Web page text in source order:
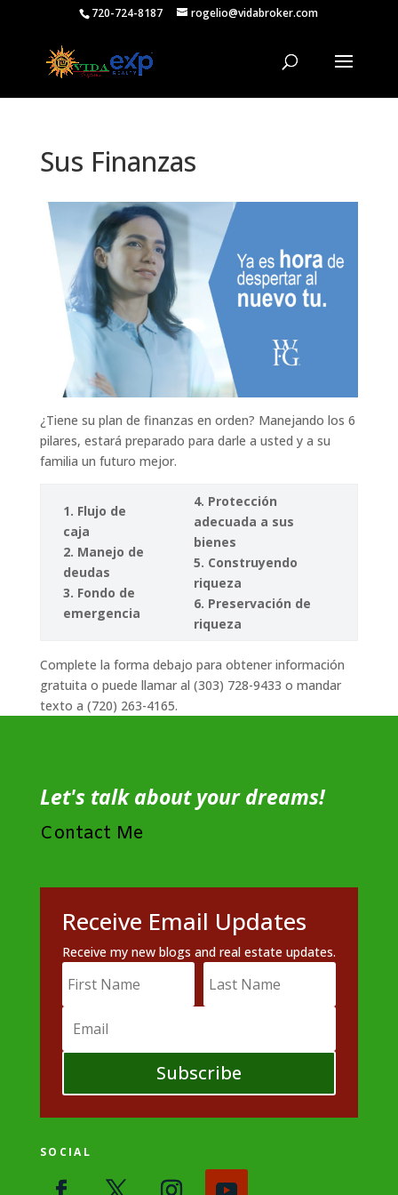
720-724-8187 rogelio@vidabroker.com
Sus Finanzas
¿Tiene su plan de finanzas en orden? Manejando los 6
pilares, estará preparado para darle a usted y a su
familia un futuro mejor.
1. Flujo de
caja
2. Manejo de
deudas
3. Fondo de
emergencia
4. Protección
adecuada a sus
bienes
5. Construyendo
riqueza
6. Preservación de
riqueza
Complete la forma debajo para obtener información
gratuita o puede llamar al (303) 728-9433 o mandar
texto a (720) 263-4165.
Let's talk about your dreams!
Contact Me
Receive Email Updates
Receive my new blogs and real estate updates.
Subscribe
SOCIAL